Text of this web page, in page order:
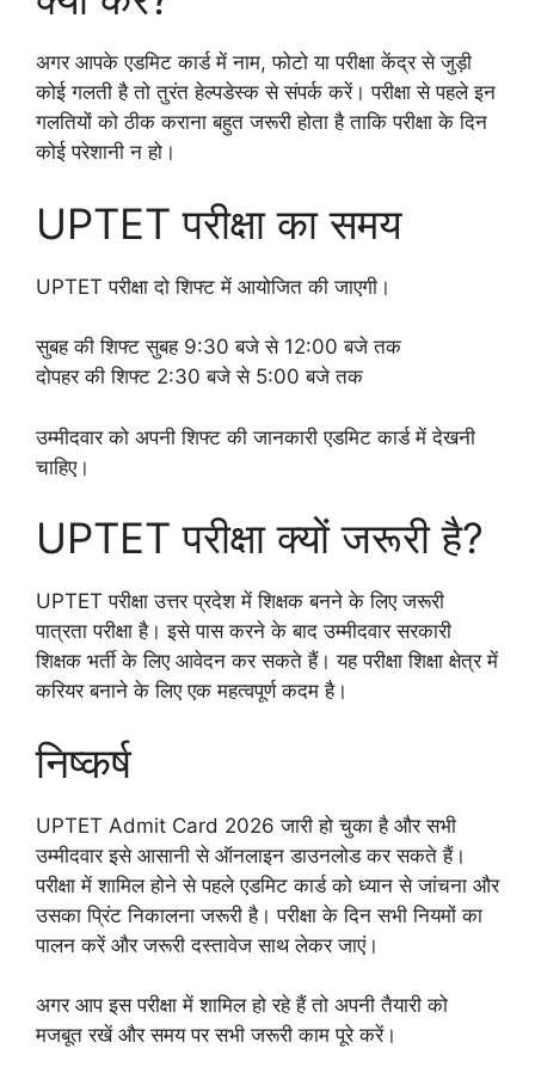
अगर आपके एडमिट कार्ड में नाम, फोटो या परीक्षा केंद्र से जुड़ी
कोई गलती है तो तुरंत हेल्पडेस्क से संपर्क करें। परीक्षा से पहले इन
गलतियों को ठीक कराना बहुत जरूरी होता है ताकि परीक्षा के दिन
कोई परेशानी न हो।
UPTET परीक्षा का समय
UPTET परीक्षा दो शिफ्ट में आयोजित की जाएगी।
सुबह की शिफ्ट सुबह 9:30 बजे से 12:00 बजे तक
दोपहर की शिफ्ट 2:30 बजे से 5:00 बजे तक
उम्मीदवार को अपनी शिफ्ट की जानकारी एडमिट कार्ड में देखनी
चाहिए।
UPTET परीक्षा क्यों जरूरी है?
UPTET परीक्षा उत्तर प्रदेश में शिक्षक बनने के लिए जरूरी
पात्रता परीक्षा है। इसे पास करने के बाद उम्मीदवार सरकारी
शिक्षक भर्ती के लिए आवेदन कर सकते हैं। यह परीक्षा शिक्षा क्षेत्र में
करियर बनाने के लिए एक महत्वपूर्ण कदम है।
निष्कर्ष
UPTET Admit Card 2026 जारी हो चुका है और सभी
उम्मीदवार इसे आसानी से ऑनलाइन डाउनलोड कर सकते हैं।
परीक्षा में शामिल होने से पहले एडमिट कार्ड को ध्यान से जांचना और
उसका प्रिंट निकालना जरूरी है। परीक्षा के दिन सभी नियमों का
पालन करें और जरूरी दस्तावेज साथ लेकर जाएं।
अगर आप इस परीक्षा में शामिल हो रहे हैं तो अपनी तैयारी को
मजबूत रखें और समय पर सभी जरूरी काम पूरे करें।